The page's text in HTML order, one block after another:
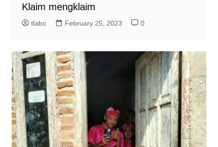
Klaim mengklaim
tlabo February 25, 2023 0